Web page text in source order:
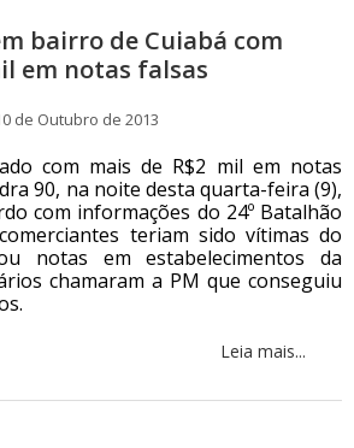
bairro de Cuiabá com
em notas falsas
de Outubro de 2013
com mais de R$2 mil em notas
90, na noite desta quarta-feira (9),
com informações do 24º Batalhão
teriam sido vítimas do
notas em estabelecimentos da
chamaram a PM que conseguiu
Leia mais...